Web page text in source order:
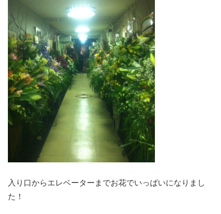
入り口からエレベーターまでお花でいっぱいになりまし
た！